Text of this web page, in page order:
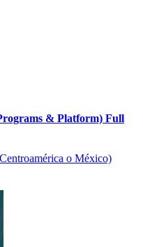
& Platform) Full
o México)